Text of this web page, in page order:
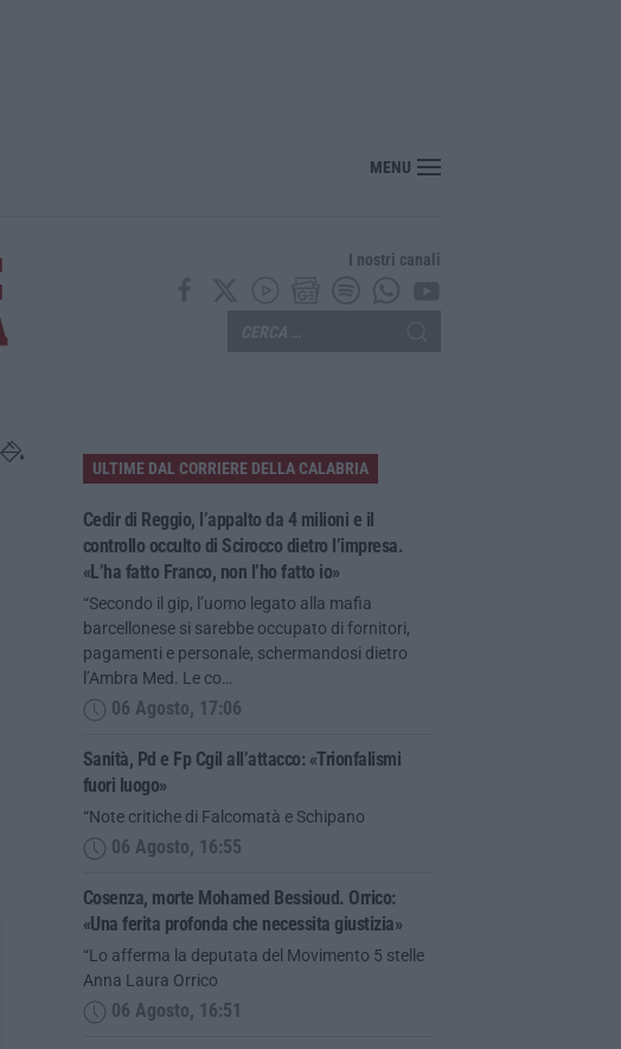
Cosenza, morte Mohamed Bessioud. Orrico: «Una ferita profonda che necessita giustizia»
MENU
I nostri canali
ULTIME DAL CORRIERE DELLA CALABRIA
Cedir di Reggio, l’appalto da 4 milioni e il
controllo occulto di Scirocco dietro l’impresa.
«L’ha fatto Franco, non l’ho fatto io»
“Secondo il gip, l’uomo legato alla mafia
barcellonese si sarebbe occupato di fornitori,
pagamenti e personale, schermandosi dietro
l’Ambra Med. Le co…
06 Agosto, 17:06
Sanità, Pd e Fp Cgil all’attacco: «Trionfalismi
fuori luogo»
“Note critiche di Falcomatà e Schipano
06 Agosto, 16:55
Cosenza, morte Mohamed Bessioud. Orrico:
«Una ferita profonda che necessita giustizia»
“Lo afferma la deputata del Movimento 5 stelle
Anna Laura Orrico
06 Agosto, 16:51